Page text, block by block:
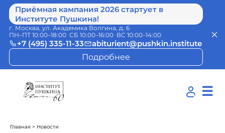
Приёмная кампания 2026 стартует в
Институте Пушкина!
г. Москва, ул. Академика Волгина, д. 6
ПН–ПТ 10:00–18:00 СБ 10:00–16:00 ВС 10:00–14:00
+7 (495) 335-11-33
abiturient@pushkin.institute
Подробнее
☰
Главная > Новости